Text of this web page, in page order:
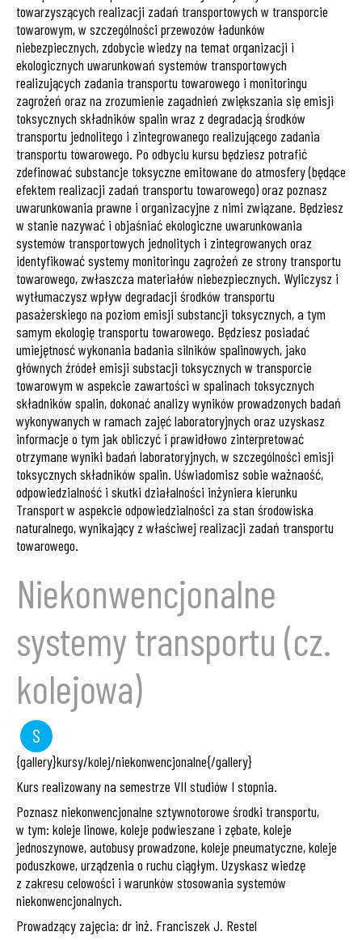
towarzyszących realizacji zadań transportowych w transporcie
towarowym, w szczególności przewozów ładunków
niebezpiecznych, zdobycie wiedzy na temat organizacji i
ekologicznych uwarunkowań systemów transportowych
realizujących zadania transportu towarowego i monitoringu
zagrożeń oraz na zrozumienie zagadnień zwiększania się emisji
toksycznych składników spalin wraz z degradacją środków
transportu jednolitego i zintegrowanego realizującego zadania
transportu towarowego. Po odbyciu kursu będziesz potrafić
zdefinować substancje toksyczne emitowane do atmosfery (będące
efektem realizacji zadań transportu towarowego) oraz poznasz
uwarunkowania prawne i organizacyjne z nimi związane. Będziesz
w stanie nazywać i objaśniać ekologiczne uwarunkowania
systemów transportowych jednolitych i zintegrowanych oraz
identyfikować systemy monitoringu zagrożeń ze strony transportu
towarowego, zwłaszcza materiałów niebezpiecznych. Wyliczysz i
wytłumaczysz wpływ degradacji środków transportu
pasażerskiego na poziom emisji substancji toksycznych, a tym
samym ekologię transportu towarowego. Będziesz posiadać
umiejętnosć wykonania badania silników spalinowych, jako
głównych źródeł emisji substacji toksycznych w transporcie
towarowym w aspekcie zawartości w spalinach toksycznych
składników spalin, dokonać analizy wyników prowadzonych badań
wykonywanych w ramach zajęć laboratoryjnych oraz uzyskasz
informacje o tym jak obliczyć i prawidłowo zinterpretować
otrzymane wyniki badań laboratoryjnych, w szczególności emisji
toksycznych składników spalin. Uświadomisz sobie ważnaość,
odpowiedzialność i skutki działalności inżyniera kierunku
Transport w aspekcie odpowiedzialności za stan środowiska
naturalnego, wynikający z właściwej realizacji zadań transportu
towarowego.
Niekonwencjonalne
systemy transportu (cz.
kolejowa)
S
seminarium
{gallery}kursy/kolej/niekonwencjonalne{/gallery}
Kurs realizowany na semestrze VII studiów I stopnia.
Poznasz niekonwencjonalne sztywnotorowe środki transportu,
w tym: koleje linowe, koleje podwieszane i zębate, koleje
jednoszynowe, autobusy prowadzone, koleje pneumatyczne, koleje
poduszkowe, urządzenia o ruchu ciągłym. Uzyskasz wiedzę
z zakresu celowości i warunków stosowania systemów
niekonwencjonalnych.
Prowadzący zajęcia: dr inż. Franciszek J. Restel